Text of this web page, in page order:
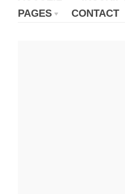
PAGES
CONTACT